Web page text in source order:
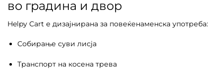
во градина и двор
Helpy Cart е дизајнирана за повеќенаменска употреба:
Собирање суви лисја
Транспорт на косена трева